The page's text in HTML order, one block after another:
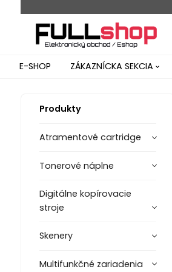
E-SHOP ZÁKAZNÍCKA SEKCIA
Produkty
Atramentové cartridge
Tonerové náplne
Digitálne kopírovacie
stroje
Skenery
Multifunkčné zariadenia